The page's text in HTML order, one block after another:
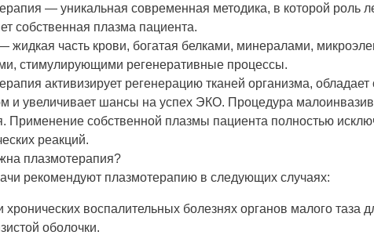
— уникальная современная методика, в которой роль
собственная плазма пациента.
жидкая часть крови, богатая белками, минералами,
стимулирующими регенеративные процессы.
активизирует регенерацию тканей организма,
и увеличивает шансы на успех ЭКО. Процедура
Применение собственной плазмы пациента полностью
реакций.
плазмотерапия?
рекомендуют плазмотерапию в следующих случаях:
хронических воспалительных болезнях органов малого таза
оболочки.